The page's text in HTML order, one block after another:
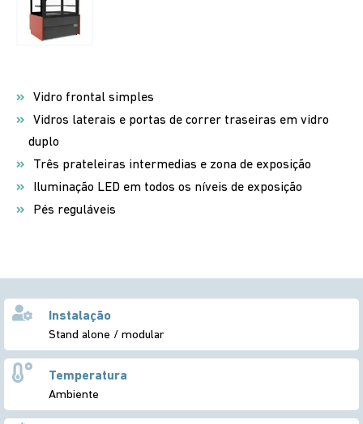
Vidro frontal simples
Vidros laterais e portas de correr traseiras em vidro
duplo
Três prateleiras intermedias e zona de exposição
Iluminação LED em todos os níveis de exposição
Pés reguláveis
Instalação
Stand alone / modular
Temperatura
Ambiente